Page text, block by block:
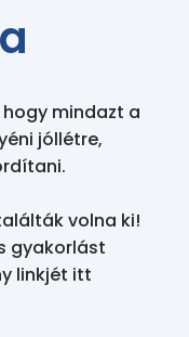
mindazt a
jóllétre,
volna ki!
gyakorlást
linkjét itt